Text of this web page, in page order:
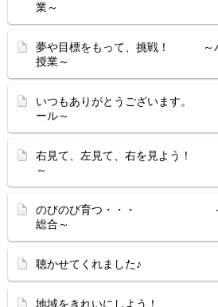
業～
夢や目標をもって、挑戦！ ～
授業～
いつもありがとうございます。
ール～
右見て、左見て、右を見よう
～
のびのび育つ・・・ ～２
総合～
聴かせてくれました♪ ～
地域をきれいにしよう！